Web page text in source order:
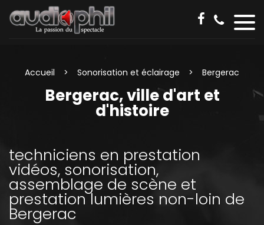
Accueil Sonorisation et éclairage Bergerac
Bergerac, ville d'art et
d'histoire
techniciens en prestation
vidéos, sonorisation,
assemblage de scène et
prestation lumières non-loin de
Bergerac